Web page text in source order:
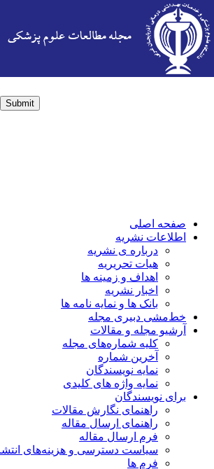
Submit
صفحه اصلی
اطلاعات نشریه
درباره ی نشریه
هیات تحریریه
اهداف و زمینه ها
اخبار نشریه
بانک ها و نمایه نامه ها
خط‌مشی دبیری مجله
آرشیو مجله و مقالات
کلیه شماره‌های مجله
آخرین شماره
نمایه نویسندگان
نمایه واژه های کلیدی
برای نویسندگان
راهنمای نگارش مقالات
راهنمای ارسال مقاله
فرم ارسال مقاله
سیاست دسترسی و هزینه‌های انتشار
فرم ها